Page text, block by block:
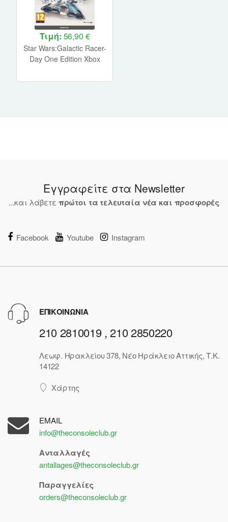
Τιμή: 56,90 €
Star Wars:Galactic Racer-
Day One Edition Xbox
Εγγραφείτε στα Newsletter
...και λάβετε πρώτοι τα τελευταία νέα και προσφορές
Facebook Youtube Instagram
ΕΠΙΚΟΙΝΩΝΙΑ
210 2810019 , 210 2850220
Λεωφ. Ηρακλείου 378, Νέο Ηράκλειο Αττικής, Τ.Κ.
14122
Χάρτης
EMAIL
info@theconsoleclub.gr
Ανταλλαγές
antallages@theconsoleclub.gr
Παραγγελίες
orders@theconsoleclub.gr